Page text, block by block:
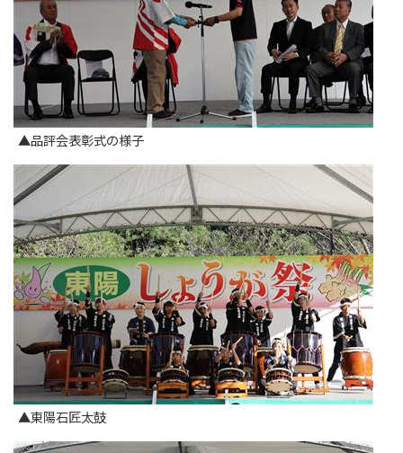
▲品評会表彰式の様子
▲東陽石匠太鼓